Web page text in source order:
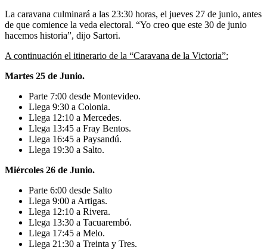
La caravana culminará a las 23:30 horas, el jueves 27 de junio, antes
de que comience la veda electoral. “Yo creo que este 30 de junio
hacemos historia”, dijo Sartori.
A continuación el itinerario de la “Caravana de la Victoria”:
Martes 25 de Junio.
Parte 7:00 desde Montevideo.
Llega 9:30 a Colonia.
Llega 12:10 a Mercedes.
Llega 13:45 a Fray Bentos.
Llega 16:45 a Paysandú.
Llega 19:30 a Salto.
Miércoles 26 de Junio.
Parte 6:00 desde Salto
Llega 9:00 a Artigas.
Llega 12:10 a Rivera.
Llega 13:30 a Tacuarembó.
Llega 17:45 a Melo.
Llega 21:30 a Treinta y Tres.